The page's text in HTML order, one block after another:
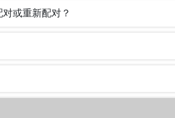
或重新配对？